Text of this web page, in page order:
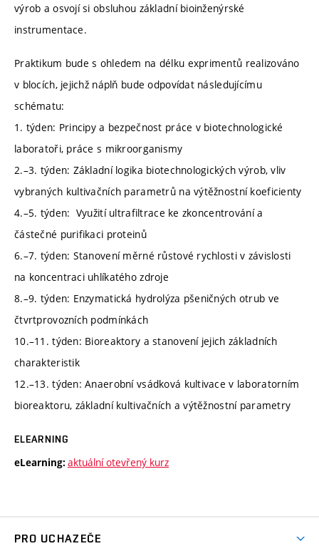
výrob a osvojí si obsluhou základní bioinženýrské
instrumentace.
Praktikum bude s ohledem na délku exprimentů realizováno
v blocích, jejichž náplň bude odpovídat následujícímu
schématu:
1. týden: Principy a bezpečnost práce v biotechnologické
laboratoři, práce s mikroorganismy
2.–3. týden: Základní logika biotechnologických výrob, vliv
vybraných kultivačních parametrů na výtěžnostní koeficienty
4.–5. týden: Využití ultrafiltrace ke zkoncentrování a
částečné purifikaci proteinů
6.–7. týden: Stanovení měrné růstové rychlosti v závislosti
na koncentraci uhlíkatého zdroje
8.–9. týden: Enzymatická hydrolýza pšeničných otrub ve
čtvrtprovozních podmínkách
10.–11. týden: Bioreaktory a stanovení jejich základních
charakteristik
12.–13. týden: Anaerobní vsádková kultivace v laboratorním
bioreaktoru, základní kultivačních a výtěžnostní parametry
ELEARNING
eLearning: aktuální otevřený kurz
PRO UCHAZEČE